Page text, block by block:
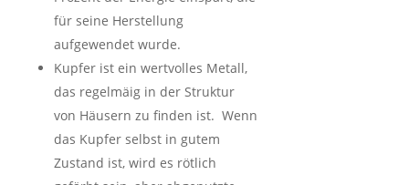
für seine Herstellung
aufgewendet wurde.
Kupfer ist ein wertvolles Metall,
das regelmäig in der Struktur
von Häusern zu finden ist. Wenn
das Kupfer selbst in gutem
Zustand ist, wird es rötlich